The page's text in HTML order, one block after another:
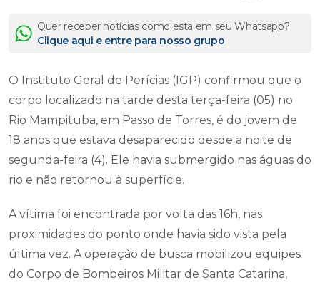
Quer receber notícias como esta em seu Whatsapp?
Clique aqui e entre para nosso grupo
O Instituto Geral de Perícias (IGP) confirmou que o
corpo localizado na tarde desta terça-feira (05) no
Rio Mampituba, em Passo de Torres, é do jovem de
18 anos que estava desaparecido desde a noite de
segunda-feira (4). Ele havia submergido nas águas do
rio e não retornou à superfície.
A vítima foi encontrada por volta das 16h, nas
proximidades do ponto onde havia sido vista pela
última vez. A operação de busca mobilizou equipes
do Corpo de Bombeiros Militar de Santa Catarina,